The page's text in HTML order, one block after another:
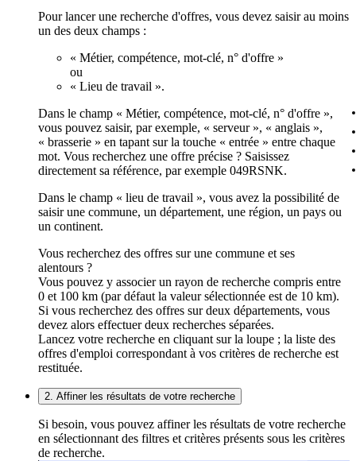
Pour lancer une recherche d'offres, vous devez saisir au moins
un des deux champs :
« Métier, compétence, mot-clé, n° d'offre »
ou
« Lieu de travail ».
Dans le champ « Métier, compétence, mot-clé, n° d'offre »,
vous pouvez saisir, par exemple, « serveur », « anglais »,
« brasserie » en tapant sur la touche « entrée » entre chaque
mot. Vous recherchez une offre précise ? Saisissez
directement sa référence, par exemple 049RSNK.
Dans le champ « lieu de travail », vous avez la possibilité de
saisir une commune, un département, une région, un pays ou
un continent.
Vous recherchez des offres sur une commune et ses
alentours ?
Vous pouvez y associer un rayon de recherche compris entre
0 et 100 km (par défaut la valeur sélectionnée est de 10 km).
Si vous recherchez des offres sur deux départements, vous
devez alors effectuer deux recherches séparées.
Lancez votre recherche en cliquant sur la loupe ; la liste des
offres d'emploi correspondant à vos critères de recherche est
restituée.
2. Affiner les résultats de votre recherche
Si besoin, vous pouvez affiner les résultats de votre recherche
en sélectionnant des filtres et critères présents sous les critères
de recherche.